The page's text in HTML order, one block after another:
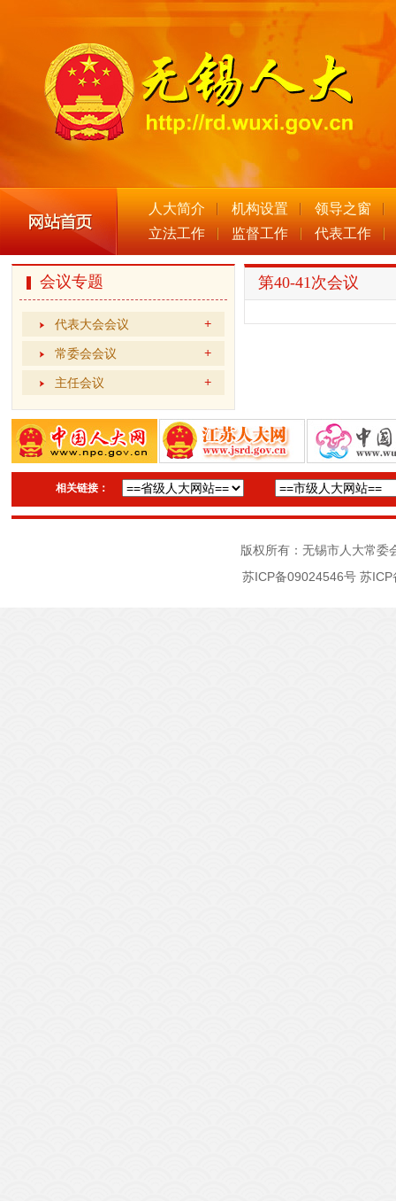
人大简介 机构设置
领导之窗
立法工作
监督工作 代表工作
会议专题
代表大会会议
常委会会议
主任会议
第40-41次会议
相关链接：
版权所有：无锡市人大常
苏ICP备09024546号 苏ICP